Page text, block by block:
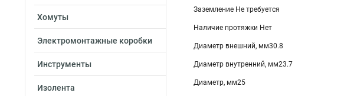
Хомуты
Электромонтажные коробки
Инструменты
Изолента
Заземление Не требуется
Наличие протяжки Нет
Диаметр внешний, мм30.8
Диаметр внутренний, мм23.7
Диаметр, мм25